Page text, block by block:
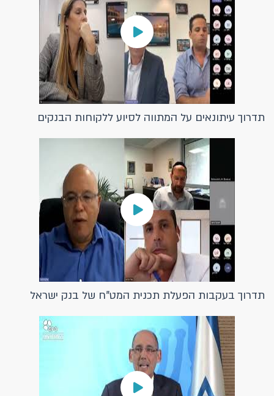
תדרוך עיתונאים על המתווה לסיוע ללקוחות הבנקים
תדרוך בעקבות הפעלת תכנית המט"ח של בנק ישראל